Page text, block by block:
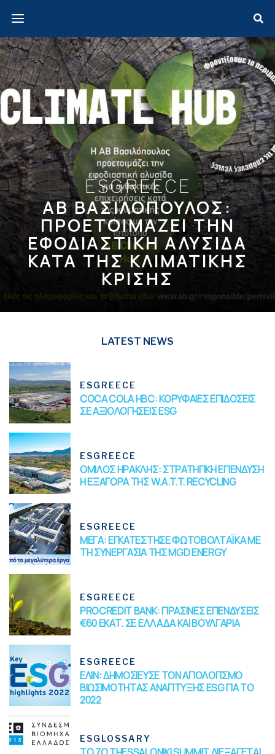
ESGREECE
ΑΒ ΒΑΣΙΛΟΠΟΥΛΟΣ:
ΠΡΟΕΤΟΙΜΑΖΕΙ ΤΗΝ
ΕΦΟΔΙΑΣΤΙΚΗ ΑΛΥΣΙΔΑ
ΚΑΤΑ ΤΗΣ ΚΛΙΜΑΤΙΚΗΣ
ΚΡΙΣΗΣ
ESGREECE
COCA COLA HBC: ΚΟΡΥΦΑΙΕΣ ΕΠΙΔΟΣΕΙΣ
ΣΕ ΑΞΙΟΛΟΓΗΣΕΙΣ ESG
ESGREECE
PROCREDIT BANK: ΠΡΑΣΙΝΕΣ ΕΠΕΝΔΥΣΕΙΣ
€60 ΕΚΑΤ. ΣΕ ΕΛΛΑΔΑ ΚΑΙ ΒΟΥΛΓΑΡΙΑ
ESGREECE
ΟΜΙΛΟΣ ΗΡΑΚΛΗΣ: ΣΤΡΑΤΗΓΙΚΗ ΕΠΕΝΔΥΣΗ
Η ΕΞΑΓΟΡΑ ΤΗΣ W.A.T.T. RECYCLING
ESGREECE
ΕΛΙΝ: ΔΗΜΟΣΙΕΥΣΕ ΤΟΝ ΑΠΟΛΟΓΙΣΜΟ
ΒΙΩΣΙΜΟΤΗΤΑΣ ΑΝΑΠΤΥΞΗΣ ESG ΓΙΑ ΤΟ
2022
ESGREECE
ΜΕΓΑ: ΕΓΚΑΤΕΣΤΗΣΕ ΦΩΤΟΒΟΛΤΑΪΚΑ ΜΕ
ΤΗ ΣΥΝΕΡΓΑΣΙΑ ΤΗΣ MGD ENERGY
ESGLOSSARY